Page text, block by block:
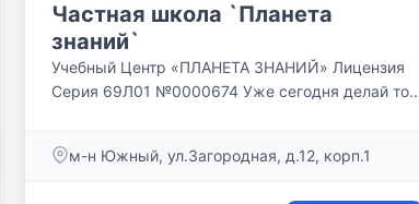
Частная школа `Планета
знаний`
Учебный Центр «ПЛАНЕТА ЗНАНИЙ» Лицензия
Серия 69Л01 №0000674 Уже сегодня делай то,
м-н Южный, ул.Загородная, д.12, корп.1